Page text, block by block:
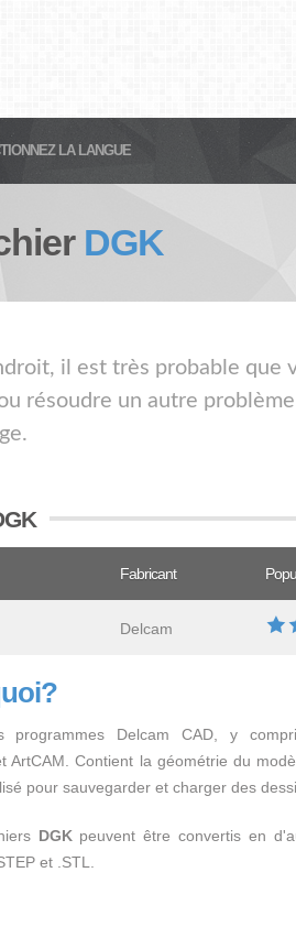
LA LANGUE
DGK
il est très probable que
résoudre un autre
Fabricant
Delcam
Delcam CAD, y
ArtCAM. Contient la géométrie du
pour sauvegarder et charger des
DGKpeuvent être convertis en
et .STL.